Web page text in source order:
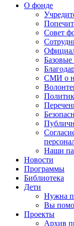
О фонде
Совет
СМИ о
Наши
Новости
Программы
Библиотека
Дети
Нужна
Вы
Проекты
Архив